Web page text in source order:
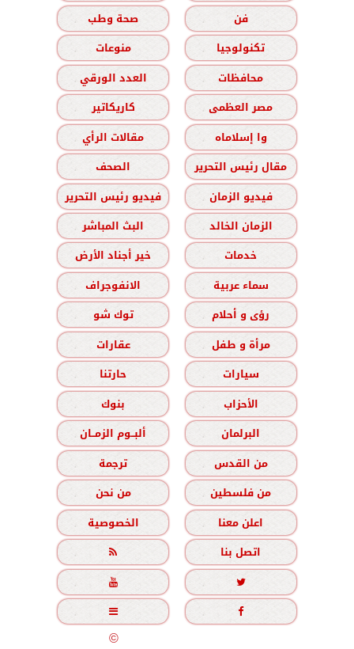
فن
صحة وطب
تكنولوجيا
منوعات
محافظات
العدد الورقي
مصر العظمى
كاريكاتير
وا إسلاماه
مقالات الرأي
مقال رئيس التحرير
الصحف
فيديو الزمان
فيديو رئيس التحرير
الزمان الخالد
البث المباشر
خدمات
خير أجناد الأرض
سماء عربية
الانفوجراف
رؤى و أحلام
توك شو
مرأة و طفل
عقارات
سيارات
حارتنا
الأحزاب
بنوك
البرلمان
ألبــوم الزمــان
من القدس
ترجمة
من فلسطين
من نحن
اعلن معنا
الخصوصية
اتصل بنا





جميع الحقوق محفوظة©